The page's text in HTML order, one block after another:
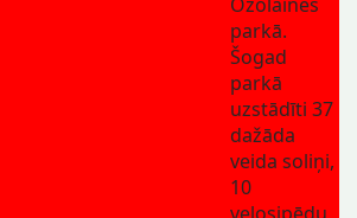
parkā.
Šogad
parkā
uzstādīti 37
dažāda
veida soliņi,
10